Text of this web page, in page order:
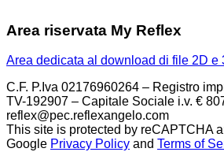
Area riservata My Reflex
Area dedicata al download di file 2D e
C.F. P.Iva 02176960264 – Registro
TV-192907 – Capitale Sociale i.v. €
reflex@pec.reflexangelo.com
This site is protected by reCAPTCHA
Google Privacy Policy and Terms of